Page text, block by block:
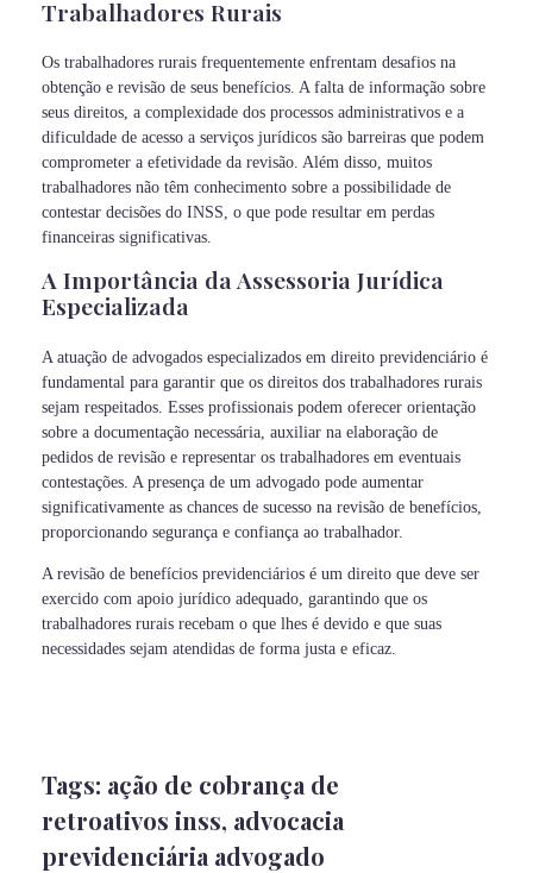
Trabalhadores Rurais
Os trabalhadores rurais frequentemente enfrentam desafios na
obtenção e revisão de seus benefícios. A falta de informação sobre
seus direitos, a complexidade dos processos administrativos e a
dificuldade de acesso a serviços jurídicos são barreiras que podem
comprometer a efetividade da revisão. Além disso, muitos
trabalhadores não têm conhecimento sobre a possibilidade de
contestar decisões do INSS, o que pode resultar em perdas
financeiras significativas.
A Importância da Assessoria Jurídica
Especializada
A atuação de advogados especializados em direito previdenciário é
fundamental para garantir que os direitos dos trabalhadores rurais
sejam respeitados. Esses profissionais podem oferecer orientação
sobre a documentação necessária, auxiliar na elaboração de
pedidos de revisão e representar os trabalhadores em eventuais
contestações. A presença de um advogado pode aumentar
significativamente as chances de sucesso na revisão de benefícios,
proporcionando segurança e confiança ao trabalhador.
A revisão de benefícios previdenciários é um direito que deve ser
exercido com apoio jurídico adequado, garantindo que os
trabalhadores rurais recebam o que lhes é devido e que suas
necessidades sejam atendidas de forma justa e eficaz.
Tags: ação de cobrança de
retroativos inss, advocacia
previdenciária advogado